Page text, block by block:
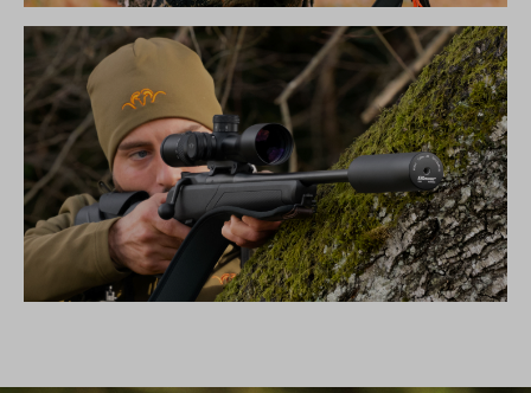
DIE NEUE SILENCE KOLLEKTION